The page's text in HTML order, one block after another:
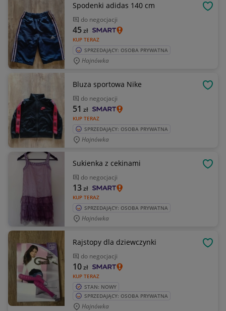
Spodenki adidas 140 cm
do negocjacji
KUP TERAZ
45zł
SPRZEDAJĄCY: OSOBA PRYWATNA
Hajnówka
Bluza sportowa Nike
do negocjacji
KUP TERAZ
51 zł
SPRZEDAJĄCY: OSOBA PRYWATNA
Hajnówka
Sukienka z cekinami
do negocjacji
KUP TERAZ
13zł
SPRZEDAJĄCY: OSOBA PRYWATNA
Hajnówka
Rajstopy dla dziewczynki
do negocjacji
KUP TERAZ
10zł
STAN: NOWY
SPRZEDAJĄCY: OSOBA PRYWATNA
Hajnówka